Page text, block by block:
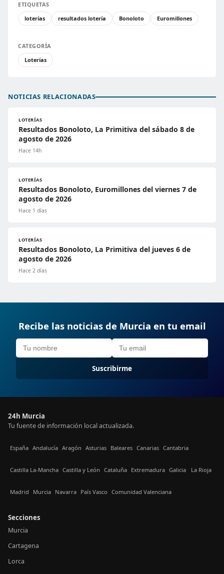
ETIQUETAS
loterías
resultados lotería Bonoloto Euromillones
CATEGORÍA
Loterías
NOTICIAS RELACIONADAS
LOTERÍAS
Resultados Bonoloto, La Primitiva del sábado 8 de
agosto de 2026
Hace 14h
LOTERÍAS
Resultados Bonoloto, Euromillones del viernes 7 de
agosto de 2026
Hace 1 días
LOTERÍAS
Resultados Bonoloto, La Primitiva del jueves 6 de
agosto de 2026
Hace 2 días
Recibe las noticias de Murcia en tu email
Suscribirme
24h Murcia
Tu fuente de información local actualizada.
España Andalucía Aragón Asturias Baleares Canarias Cantabria
Castilla La-Mancha Castilla y León Cataluña Extremadura Galicia La Rioja
Madrid Murcia Navarra País Vasco Comunidad Valenciana
Secciones
Murcia
Cartagena
Lorca